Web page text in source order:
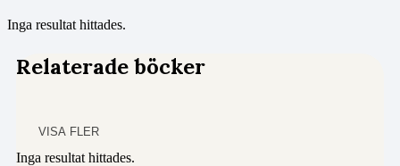
Inga resultat hittades.
Relaterade böcker
VISA FLER
Inga resultat hittades.